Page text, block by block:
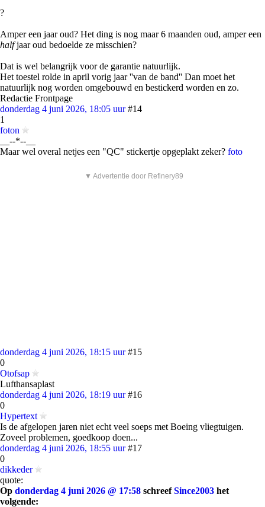
?
Amper een jaar oud? Het ding is nog maar 6 maanden oud, amper een
halfjaar oud bedoelde ze misschien?
Dat is wel belangrijk voor de garantie natuurlijk.
Het toestel rolde in april vorig jaar ''van de band'' Dan moet het
natuurlijk nog worden omgebouwd en bestickerd worden en zo.
Redactie Frontpage
donderdag 4 juni 2026, 18:05 uur #14
1
foton
__--*--__
Maar wel overal netjes een "QC" stickertje opgeplakt zeker? foto
▼ Advertentie door Refinery89
donderdag 4 juni 2026, 18:15 uur #15
0
Otofsap
Lufthansaplast
donderdag 4 juni 2026, 18:19 uur #16
0
Hypertext
Is de afgelopen jaren niet echt veel soeps met Boeing vliegtuigen.
Zoveel problemen, goedkoop doen...
donderdag 4 juni 2026, 18:55 uur #17
0
dikkeder
quote:
Op donderdag 4 juni 2026 @ 17:58 schreefSince2003 het
volgende: